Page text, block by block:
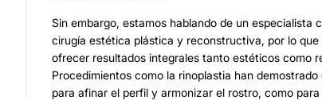
Sin embargo, estamos hablando de un especialista
cirugía estética plástica y reconstructiva, por lo
ofrecer resultados integrales tanto estéticos como
Procedimientos como la rinoplastia han
para afinar el perfil y armonizar el rostro, como